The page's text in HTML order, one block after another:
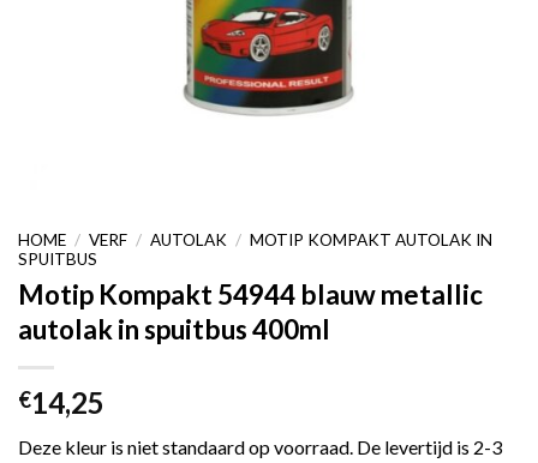
HOME / VERF / AUTOLAK / MOTIP KOMPAKT AUTOLAK IN
SPUITBUS
Motip Kompakt 54944 blauw metallic
autolak in spuitbus 400ml
€14,25
Deze kleur is niet standaard op voorraad. De levertijd is 2-3